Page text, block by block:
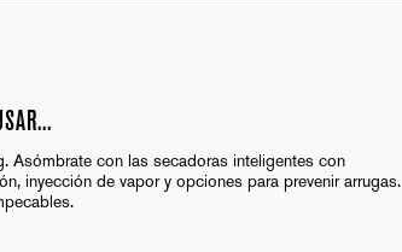
Asómbrate con las secadoras inteligentes con
inyección de vapor y opciones para prevenir arrugas.